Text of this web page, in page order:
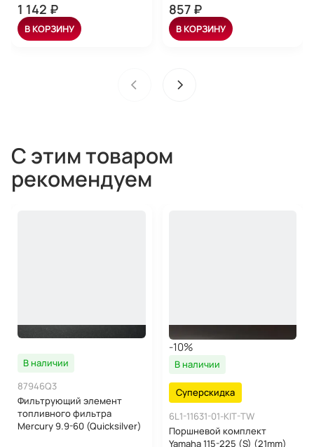
1 142 ₽
В КОРЗИНУ
857 ₽
В КОРЗИНУ
С этим товаром
рекомендуем
В наличии
87946Q3
Фильтрующий элемент
топливного фильтра
Mercury 9.9-60 (Quicksilver)
-10%
В наличии
Суперскидка
6L1-11631-01-KIT-TW
Поршневой комплект
Yamaha 115-225 (S) (21mm)